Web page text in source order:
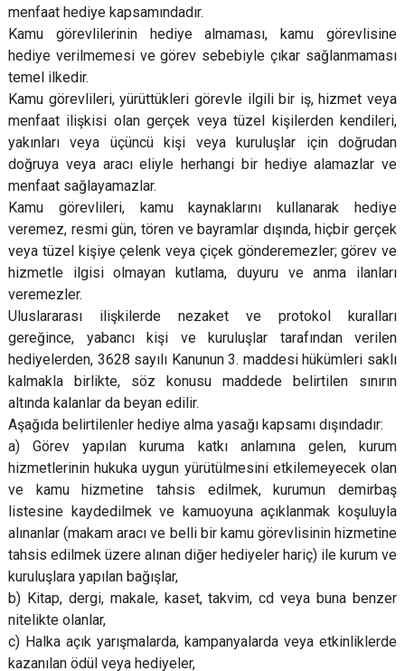
menfaat hediye kapsamındadır.
Kamu görevlilerinin hediye almaması, kamu görevlisine
hediye verilmemesi ve görev sebebiyle çıkar sağlanmaması
temel ilkedir.
Kamu görevlileri, yürüttükleri görevle ilgili bir iş, hizmet veya
menfaat ilişkisi olan gerçek veya tüzel kişilerden kendileri,
yakınları veya üçüncü kişi veya kuruluşlar için doğrudan
doğruya veya aracı eliyle herhangi bir hediye alamazlar ve
menfaat sağlayamazlar.
Kamu görevlileri, kamu kaynaklarını kullanarak hediye
veremez, resmi gün, tören ve bayramlar dışında, hiçbir gerçek
veya tüzel kişiye çelenk veya çiçek gönderemezler; görev ve
hizmetle ilgisi olmayan kutlama, duyuru ve anma ilanları
veremezler.
Uluslararası ilişkilerde nezaket ve protokol kuralları
gereğince, yabancı kişi ve kuruluşlar tarafından verilen
hediyelerden, 3628 sayılı Kanunun 3. maddesi hükümleri saklı
kalmakla birlikte, söz konusu maddede belirtilen sınırın
altında kalanlar da beyan edilir.
Aşağıda belirtilenler hediye alma yasağı kapsamı dışındadır:
a) Görev yapılan kuruma katkı anlamına gelen, kurum
hizmetlerinin hukuka uygun yürütülmesini etkilemeyecek olan
ve kamu hizmetine tahsis edilmek, kurumun demirbaş
listesine kaydedilmek ve kamuoyuna açıklanmak koşuluyla
alınanlar (makam aracı ve belli bir kamu görevlisinin hizmetine
tahsis edilmek üzere alınan diğer hediyeler hariç) ile kurum ve
kuruluşlara yapılan bağışlar,
b) Kitap, dergi, makale, kaset, takvim, cd veya buna benzer
nitelikte olanlar,
c) Halka açık yarışmalarda, kampanyalarda veya etkinliklerde
kazanılan ödül veya hediyeler,